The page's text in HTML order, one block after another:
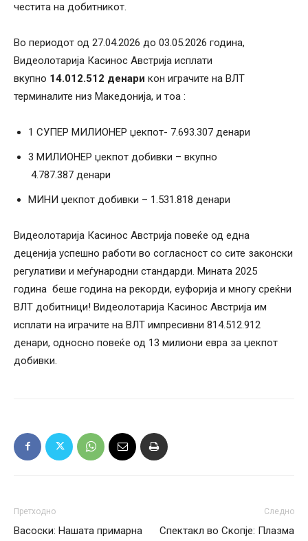
честита на добитникот.
Во периодот од 27.04.2026 до 03.05.2026 година,
Видеолотарија Касинос Австрија исплати
вкупно 14.012.512 денари кон играчите на ВЛТ
терминалите низ Македонија, и тоа :
1 СУПЕР МИЛИОНЕР џекпот- 7.693.307 денари
3 МИЛИОНЕР џекпот добивки – вкупно
4.787.387 денари
МИНИ џекпот добивки – 1.531.818 денари
Видеолотарија Касинос Австрија повеќе од една
деценија успешно работи во согласност со сите законски
регулативи и меѓународни стандарди. Мината 2025
година беше година на рекорди, еуфорија и многу среќни
ВЛТ добитници! Видеолотарија Касинос Австрија им
исплати на играчите на ВЛТ импресивни 814.512.912
денари, односно повеќе од 13 милиони евра за џекпот
добивки.
Претходно
Васоски: Нашата примарна
Следно
Спектакл во Скопје: Плазма